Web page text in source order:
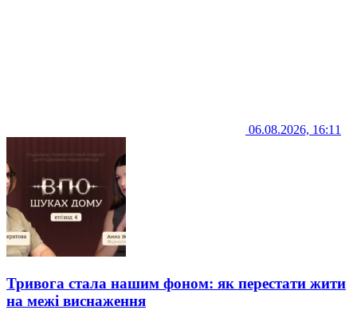
06.08.2026, 16:11
Тривога стала нашим фоном: як перестати жити
на межі виснаження